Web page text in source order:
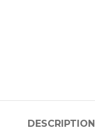
DESCRIPTION